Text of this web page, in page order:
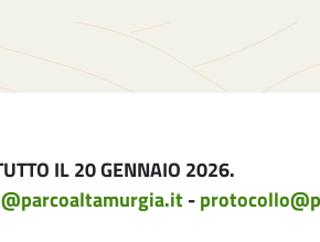
IL 20 GENNAIO 2026.
-